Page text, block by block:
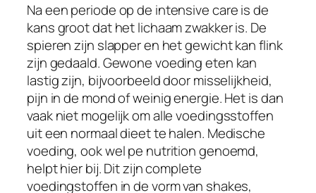
Na een periode op de intensive care is de
kans groot dat het lichaam zwakker is. De
spieren zijn slapper en het gewicht kan flink
zijn gedaald. Gewone voeding eten kan
lastig zijn, bijvoorbeeld door misselijkheid,
pijn in de mond of weinig energie. Het is dan
vaak niet mogelijk om alle voedingsstoffen
uit een normaal dieet te halen. Medische
voeding, ook wel pe nutrition genoemd,
helpt hier bij. Dit zijn complete
voedingstoffen in de vorm van shakes,